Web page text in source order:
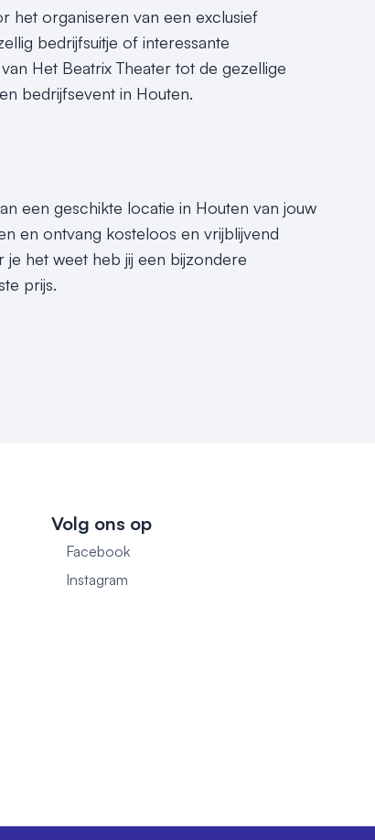
het organiseren van een exclusief
bedrijfsuitje of interessante
Het Beatrix Theater tot de gezellige
bedrijfsevent in Houten.
een geschikte locatie in Houten van jouw
en ontvang kosteloos en vrijblijvend
het weet heb jij een bijzondere
prijs.
Volg ons op
Facebook
Instagram